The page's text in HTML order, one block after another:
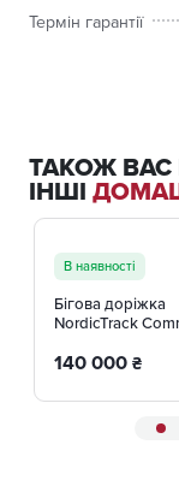
Термін гарантії
ТАКОЖ
ІНШІ
В наявності
Бігова доріжка
NordicTrack
140 000 ₴